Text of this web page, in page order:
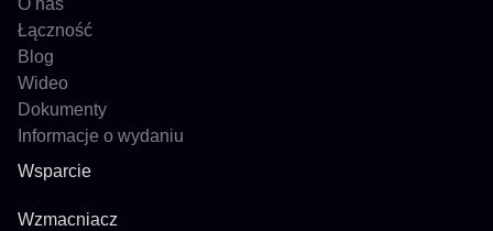
O nas
Łączność
Blog
Wideo
Dokumenty
Informacje o wydaniu
Wsparcie
Wzmacniacz